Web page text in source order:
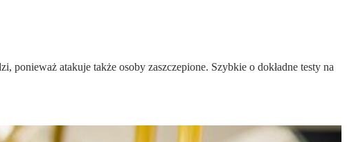
atakuje także osoby zaszczepione. Szybkie o dokładne testy na